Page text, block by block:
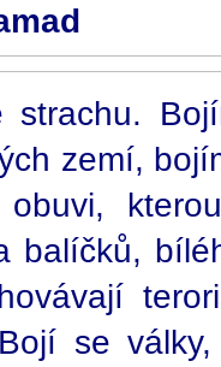
zemí,
balíčků,
se